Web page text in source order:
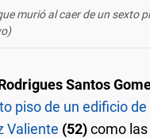
murió al caer de un sexto
Santos
piso de un edificio de
Valiente (52)como